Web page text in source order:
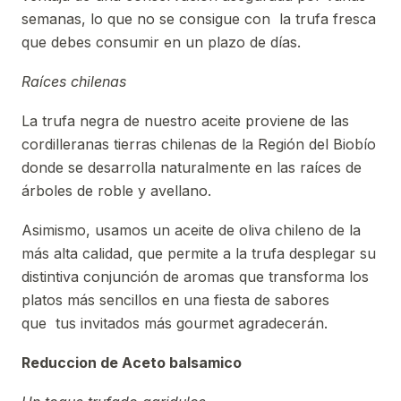
semanas, lo que no se consigue con la trufa fresca
que debes consumir en un plazo de días.
Raíces chilenas
La trufa negra de nuestro aceite proviene de las
cordilleranas tierras chilenas de la Región del Biobío
donde se desarrolla naturalmente en las raíces de
árboles de roble y avellano.
Asimismo, usamos un aceite de oliva chileno de la
más alta calidad, que permite a la trufa desplegar su
distintiva conjunción de aromas que transforma los
platos más sencillos en una fiesta de sabores
que tus invitados más gourmet agradecerán.
Reduccion de Aceto balsamico